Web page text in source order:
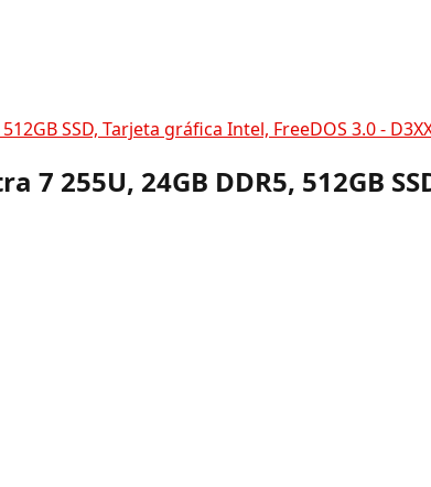
SSD, Tarjeta gráfica Intel, FreeDOS 3.0 -
7 255U, 24GB DDR5, 512GB